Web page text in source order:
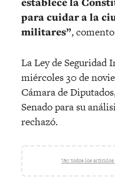
para cuidar a la
militares”,
La Ley de Seguridad
miércoles 30 de
Cámara de
Senado para su
rechazó.
Ver todos los artículos